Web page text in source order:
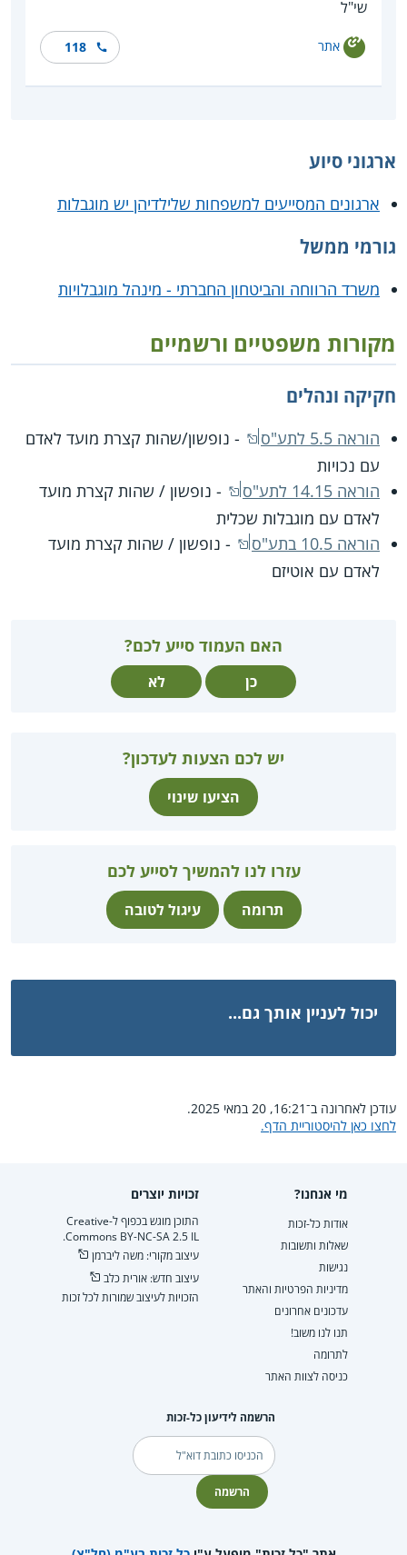
שי"ל
אתר 118
ארגוני סיוע
ארגונים המסייעים למשפחות שלילדיהן יש מוגבלות
גורמי ממשל
משרד הרווחה והביטחון החברתי - מינהל מוגבלויות
מקורות משפטיים ורשמיים
חקיקה ונהלים
הוראה 5.5 לתע"ס
- נופשון/שהות קצרת מועד לאדם
עם נכויות
הוראה 14.15 לתע"ס
- נופשון / שהות קצרת מועד
לאדם עם מוגבלות שכלית
הוראה 10.5 בתע"ס
- נופשון / שהות קצרת מועד
לאדם עם אוטיזם
האם העמוד סייע לכם?
כן לא
יש לכם הצעות לעדכון?
הציעו שינוי
עזרו לנו להמשיך לסייע לכם
תרומה עיגול לטובה
יכול לעניין אותך גם...
עודכן לאחרונה ב־16:21, 20 במאי 2025.
לחצו כאן להיסטוריית הדף.
מי אנחנו?
אודות כל-זכות
שאלות ותשובות
נגישות
מדיניות הפרטיות והאתר
עדכונים אחרונים
תנו לנו משוב!
לתרומה
כניסה לצוות האתר
זכויות יוצרים
התוכן מוגש בכפוף ל-Creative
Commons BY-NC-SA 2.5 IL.
עיצוב מקורי: משה ליברמן
עיצוב חדש: אורית כלב
הזכויות לעיצוב שמורות לכל זכות
הרשמה לידיעון כל-זכות
דוא"ל
הרשמה